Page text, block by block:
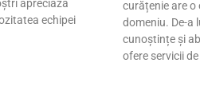
apreciază
echipei
curățenie are o
domeniu. De-a
cunoștințe și
ofere servicii